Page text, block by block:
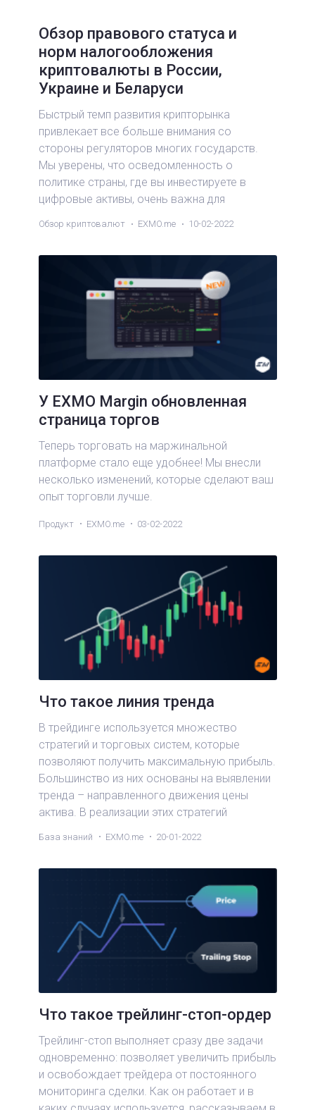
Обзор правового статуса и
норм налогообложения
криптовалюты в России,
Украине и Беларуси
Быстрый темп развития крипторынка
привлекает все больше внимания со
стороны регуляторов многих государств.
Мы уверены, что осведомленность о
политике страны, где вы инвестируете в
цифровые активы, очень важна для
ваших действий. Читайте актуальный обзор
Обзор криптовалют EXMO.me 10-02-2022
У EXMO Margin обновленная
страница торгов
Теперь торговать на маржинальной
платформе стало еще удобнее! Мы внесли
несколько изменений, которые сделают ваш
опыт торговли лучше.
Продукт EXMO.me 03-02-2022
Что такое линия тренда
В трейдинге используется множество
стратегий и торговых систем, которые
позволяют получить максимальную прибыль.
Большинство из них основаны на выявлении
тренда – направленного движения цены
актива. В реализации этих стратегий
База знаний EXMO.me 20-01-2022
Что такое трейлинг-стоп-ордер
Трейлинг-стоп выполняет сразу две задачи
одновременно: позволяет увеличить прибыль
и освобождает трейдера от постоянного
мониторинга сделки. Как он работает и в